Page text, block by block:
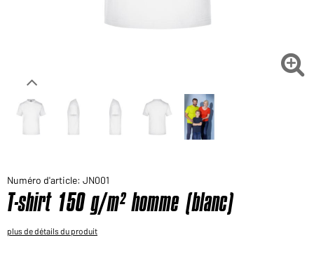

Numéro d'article: JN001
T-shirt 150 g/m² homme (blanc)
plus de détails du produit